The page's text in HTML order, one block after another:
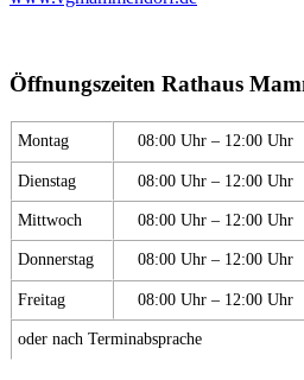
Öffnungszeiten Rathaus
Montag 08:00 Uhr – 12:00 Uhr
Dienstag 08:00 Uhr – 12:00 Uhr
Mittwoch 08:00 Uhr – 12:00 Uhr
Donnerstag 08:00 Uhr – 12:00 Uhr
Freitag 08:00 Uhr – 12:00 Uhr
oder nach Terminabsprache